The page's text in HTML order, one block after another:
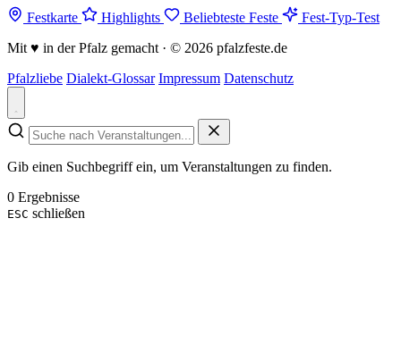
Festkarte Highlights Beliebteste Feste
Fest-Typ-Test
Mit ♥ in der Pfalz gemacht · © 2026 pfalzfeste.de
Pfalzliebe Dialekt-Glossar Impressum Datenschutz
Gib einen Suchbegriff ein, um Veranstaltungen zu finden.
0 Ergebnisse
ESC schließen